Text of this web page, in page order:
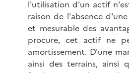
l'utilisation d'un actif
raison de l'absence
et mesurable des
procure, cet actif ne
amortissement. D'une
ainsi des terrains, ainsi